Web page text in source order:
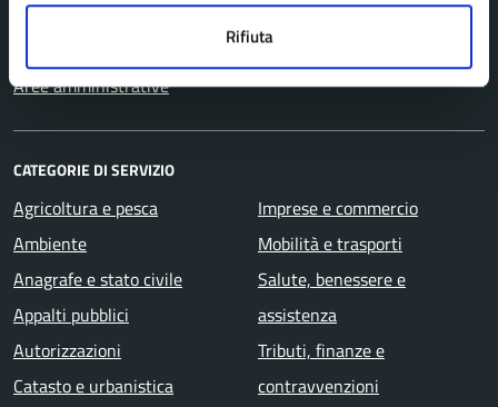
Rifiuta
Enti e fondazioni
Aree amministrative
CATEGORIE DI SERVIZIO
Agricoltura e pesca
Ambiente
Anagrafe e stato civile
Appalti pubblici
Autorizzazioni
Catasto e urbanistica
Imprese e commercio
Mobilità e trasporti
Salute, benessere e
assistenza
Tributi, finanze e
contravvenzioni